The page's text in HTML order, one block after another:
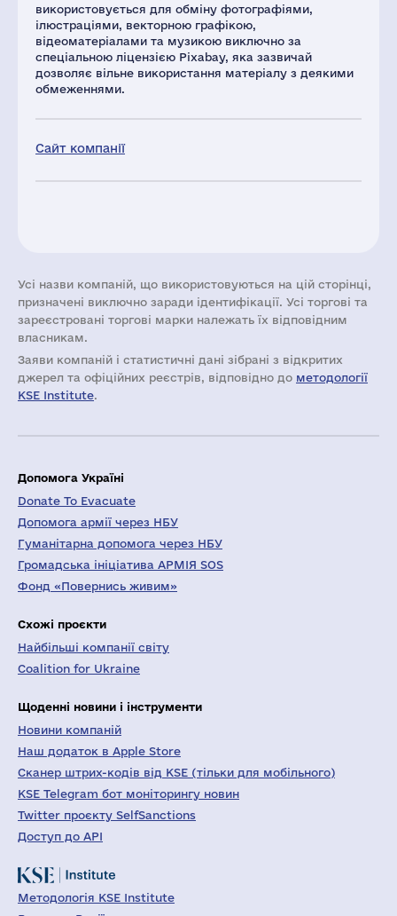
використовується для обміну фотографіями,
ілюстраціями, векторною графікою,
відеоматеріалами та музикою виключно за
спеціальною ліцензією Pixabay, яка зазвичай
дозволяє вільне використання матеріалу з деякими
обмеженнями.
Сайт компанії
Усі назви компаній, що використовуються на цій сторінці,
призначені виключно заради ідентифікації. Усі торгові та
зареєстровані торгові марки належать їх відповідним
власникам.
Заяви компаній i статистичні дані зібрані з відкритих
джерел та офіційних реєстрів, відповідно до методології
KSE Institute.
Допомога Україні
Donate To Evacuate
Допомога армії через НБУ
Гуманітарна допомога через НБУ
Громадська ініціатива АРМІЯ SOS
Фонд «Повернись живим»
Схожі проєкти
Найбільші компанії світу
Coalition for Ukraine
Щоденні новини і інструменти
Новини компаній
Наш додаток в Apple Store
Сканер штрих-кодів від KSE (тільки для мобільного)
KSE Telegram бот моніторингу новин
Twitter проєкту SelfSanctions
Доступ до API
Методологія KSE Institute